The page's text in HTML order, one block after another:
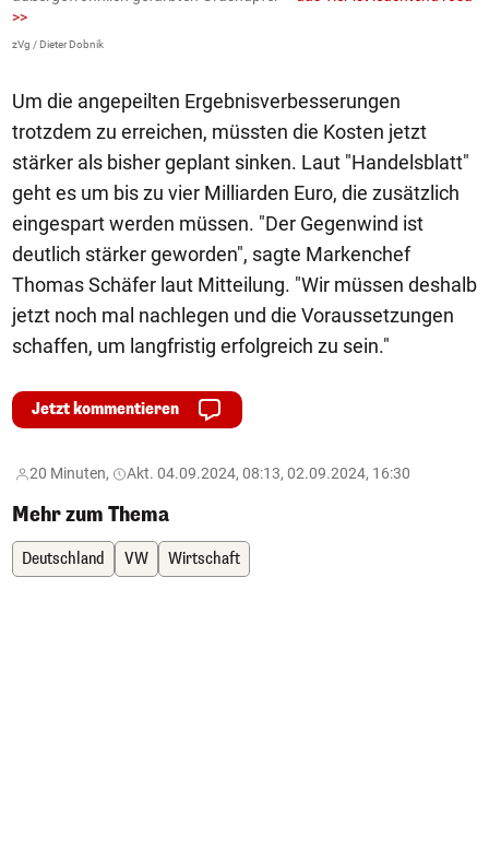
>>
zVg / Dieter Dobnik
Um die angepeilten Ergebnisverbesserungen
trotzdem zu erreichen, müssten die Kosten jetzt
stärker als bisher geplant sinken. Laut "Handelsblatt"
geht es um bis zu vier Milliarden Euro, die zusätzlich
eingespart werden müssen. "Der Gegenwind ist
deutlich stärker geworden", sagte Markenchef
Thomas Schäfer laut Mitteilung. "Wir müssen deshalb
jetzt noch mal nachlegen und die Voraussetzungen
schaffen, um langfristig erfolgreich zu sein."
Jetzt kommentieren
20 Minuten, Akt. 04.09.2024, 08:13, 02.09.2024, 16:30
Mehr zum Thema
Deutschland VW Wirtschaft